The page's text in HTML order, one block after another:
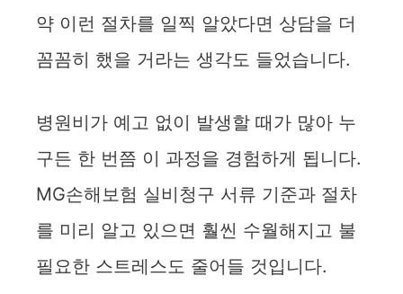
약 이런 절차를 일찍 알았다면 상담을 더
꼼꼼히 했을 거라는 생각도 들었습니다.
병원비가 예고 없이 발생할 때가 많아 누
구든 한 번쯤 이 과정을 경험하게 됩니다.
MG손해보험 실비청구 서류 기준과 절차
를 미리 알고 있으면 훨씬 수월해지고 불
필요한 스트레스도 줄어들 것입니다.